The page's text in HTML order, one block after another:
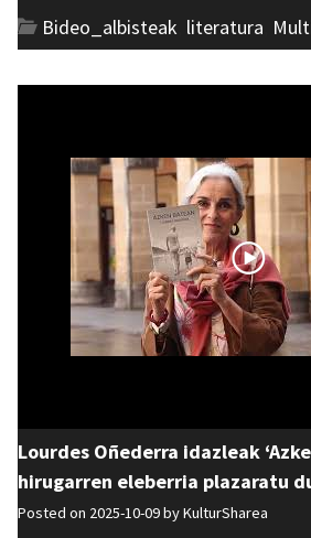
Bideo_albisteak literatura
Lourdes Oñederra idazleak
hirugarren eleberria plazaratu
Posted on 2025-10-09 byKulturSharea